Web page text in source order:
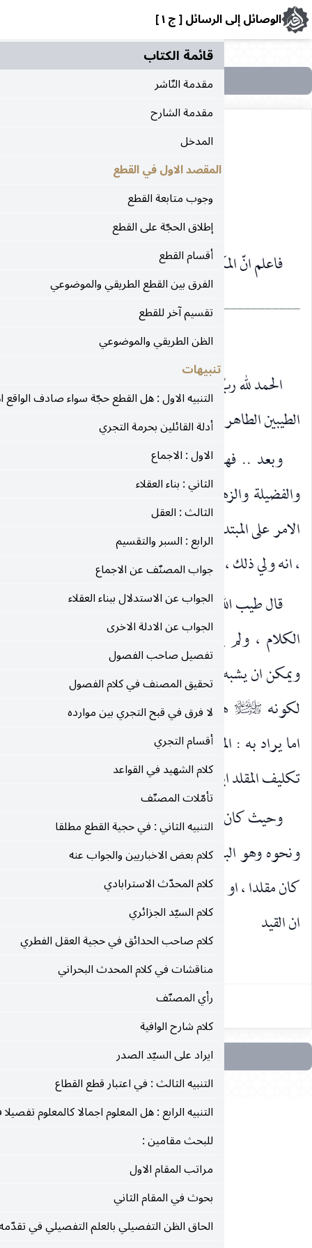
[ ج ١ ]
مقدمة الشارح
المقصد الاول في القطع
إطلاق الحجّة على القطع
أقسام القطع
الفرق بين القطع الطريقي والموضوعي
تقسيم آخر للقطع
الظن الطريقي والموضوعي
التنبيه الاول : هل القطع حجّة سواء صادف الواقع ام لا؟
أدلة القائلين بحرمة التجري
الاول : الاجماع
الثاني : بناء العقلاء
الرابع : السبر والتقسيم
جواب المصنّف عن الاجماع
الجواب عن الاستدلال ببناء العقلاء
الجواب عن الادلة الاخرى
تفصيل صاحب الفصول
تحقيق المصنف في كلام الفصول
لا فرق في قبح التجري بين موارده
أقسام التجري
كلام الشهيد في القواعد
التنبيه الثاني : في حجية القطع مطلقا
كلام بعض الاخباريين والجواب عنه
كلام المحدّث الاسترابادي
كلام السيّد الجزائري
كلام صاحب الحدائق في حجية العقل الفطري
مناقشات في كلام المحدث البحراني
كلام شارح الوافية
ايراد على السيّد الصدر
التنبيه الثالث : في اعتبار قطع القطاع
التنبيه الرابع : هل المعلوم اجمالا كالمعلوم تفصيلا في الاعتبار؟
بحوث في المقام الثاني
الحاق الظن التفصيلي بالعلم التفصيلي في تقدّمه على العلم الاجمالي
المدخل
بسم الله الرحمن الرحيم
، إذا التفت
بسم الله الرحمن الرحيم
، والصلاة والسلام على سيدنا ونبينا محمّد وعلى آله
، ولعنة الله على اعدائهم أجمعين.
توضيحي على الرسائل لآية الله العظمى في العلم
والاخلاق ، الشيخ مرتضى الانصاري
، والله سبحانه أسأل التوفيق للاتمام ، والنفع به والثواب
المستعان.
: (فاعلم) الفاء : لتوهم تقدير اما ، وهو نوع زينة في
الامر بحاجة الى «اعلم» وانما ذكر مزيدا للتنبيه ،
: «قل» في اوائل السور ، ونحوها ، فانه نوع تأكيد
المخاطب ، وذلك مما يزيدهصلى‌الله‌عليه‌وآله‌وسلماجلالا (انّ المكلّف)
، او الاعم ، حيث ان الاصول الاربعة أحيانا تكون
بالمكلّف : المكلّف شأنا قريبا لا شأنا بعيدا ، كالطفل
العاقل القادر ، الذي لا محذور له في أداء التكليف ، اذا
، اذا كان مجتهدا ، قالرحمه‌اللهتعالى : (اذا التفت) فلا يقال :
١٧